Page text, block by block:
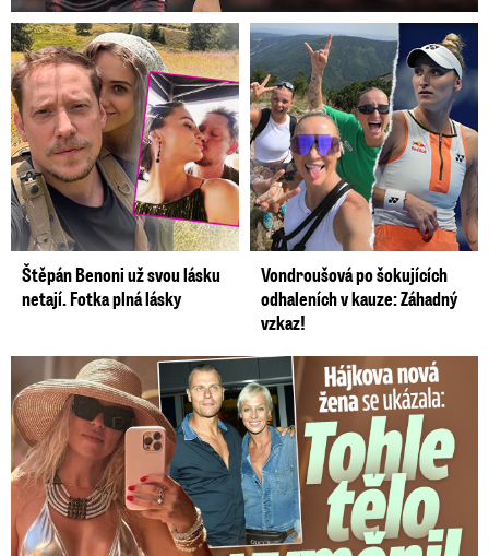
Štěpán Benoni už svou lásku
netají. Fotka plná lásky
Vondroušová po šokujících
odhaleních v kauze: Záhadný
vzkaz!
Tohle tělo nahradilo Belo: Nová partnerka se ukázala...